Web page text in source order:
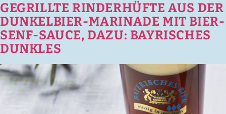
GEGRILLTE RINDERHÜFTE AUS DER
DUNKELBIER-MARINADE MIT BIER-
SENF-SAUCE, DAZU: BAYRISCHES
DUNKLES